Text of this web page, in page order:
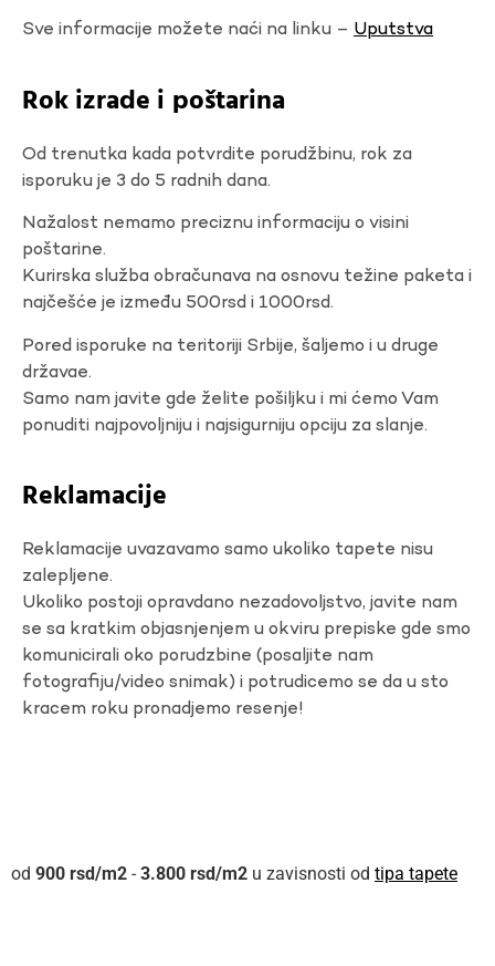
Sve informacije možete naći na linku – Uputstva
Rok izrade i poštarina
Od trenutka kada potvrdite porudžbinu, rok za
isporuku je 3 do 5 radnih dana.
Nažalost nemamo preciznu informaciju o visini
poštarine.
Kurirska služba obračunava na osnovu težine paketa i
najčešće je između 500rsd i 1000rsd.
Pored isporuke na teritoriji Srbije, šaljemo i u druge
državae.
Samo nam javite gde želite pošiljku i mi ćemo Vam
ponuditi najpovoljniju i najsigurniju opciju za slanje.
Reklamacije
Reklamacije uvazavamo samo ukoliko tapete nisu
zalepljene.
Ukoliko postoji opravdano nezadovoljstvo, javite nam
se sa kratkim objasnjenjem u okviru prepiske gde smo
komunicirali oko porudzbine (posaljite nam
fotografiju/video snimak) i potrudicemo se da u sto
kracem roku pronadjemo resenje!
900 rsd - 3.800 rsd u zavisnosti od tipa tapete